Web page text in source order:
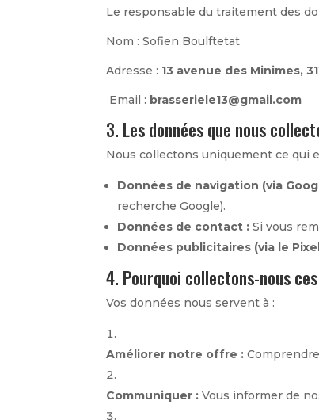
Le responsable du traitement des
Nom : Sofien Boulftetat
Adresse : 13 avenue des Minimes,
Email : brasseriele13@gmail.com
3. Les données que nous
Nous collectons uniquement ce qui
Données de navigation (via
recherche Google).
Données de contact : Si vous
Données publicitaires (via le
4. Pourquoi collectons-nous
Vos données nous servent à :
Améliorer notre offre :
Communiquer : Vous informer de